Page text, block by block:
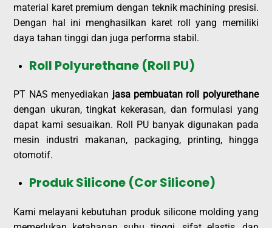
material karet premium dengan teknik machining presisi.
Dengan hal ini menghasilkan karet roll yang memiliki
daya tahan tinggi dan juga performa stabil.
Roll Polyurethane (Roll PU)
PT NAS menyediakan jasa pembuatan roll polyurethane
dengan ukuran, tingkat kekerasan, dan formulasi yang
dapat kami sesuaikan. Roll PU banyak digunakan pada
mesin industri makanan, packaging, printing, hingga
otomotif.
Produk Silicone (Cor Silicone)
Kami melayani kebutuhan produk silicone molding yang